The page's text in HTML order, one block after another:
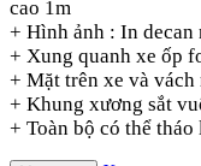
cao 1m
+ Hình ảnh : In decan
+ Xung quanh xe ốp
+ Mặt trên xe và
+ Khung xương sắt
+ Toàn bộ có thể